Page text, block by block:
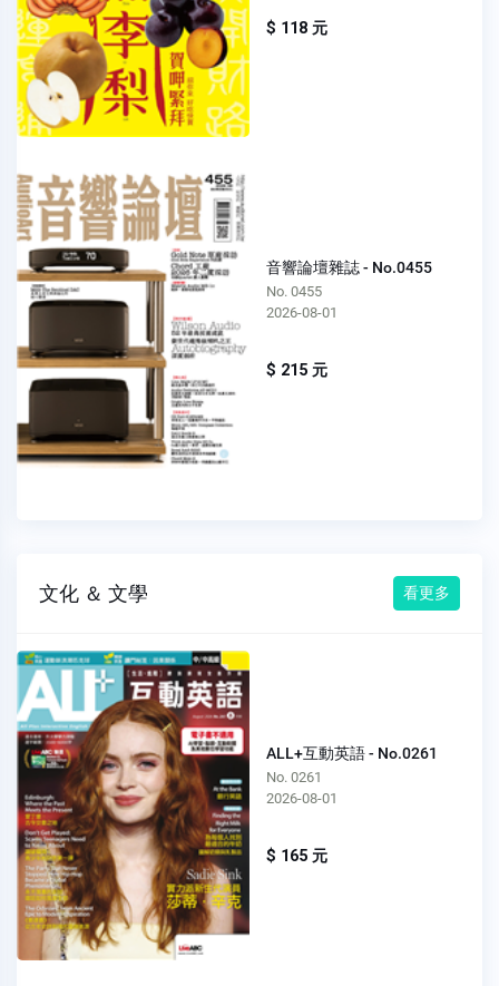
$ 118 元
音響論壇雜誌 - No.0455
No. 0455
2026-08-01
$ 215 元
文化 ＆ 文學 看更多
ALL+互動英語 - No.0261
No. 0261
2026-08-01
$ 165 元